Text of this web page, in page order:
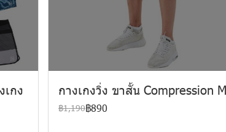
เกง
กางเกงวิ่ง ขาสั้น Compression
฿1,190฿890